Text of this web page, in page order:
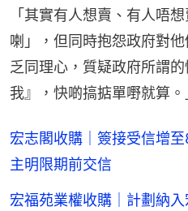
「其實有人想賣、有人唔
喇」，但同時抱怨政府對
乏同理心，質疑政府所謂
我』，快啲搞掂單嘢就算。
宏志閣收購｜簽接受信增
主明限期前交信
宏福苑業權收購｜計劃納